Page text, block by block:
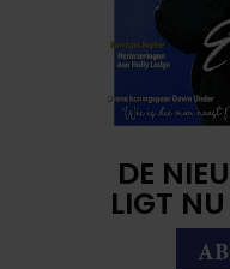
DE
LIGT